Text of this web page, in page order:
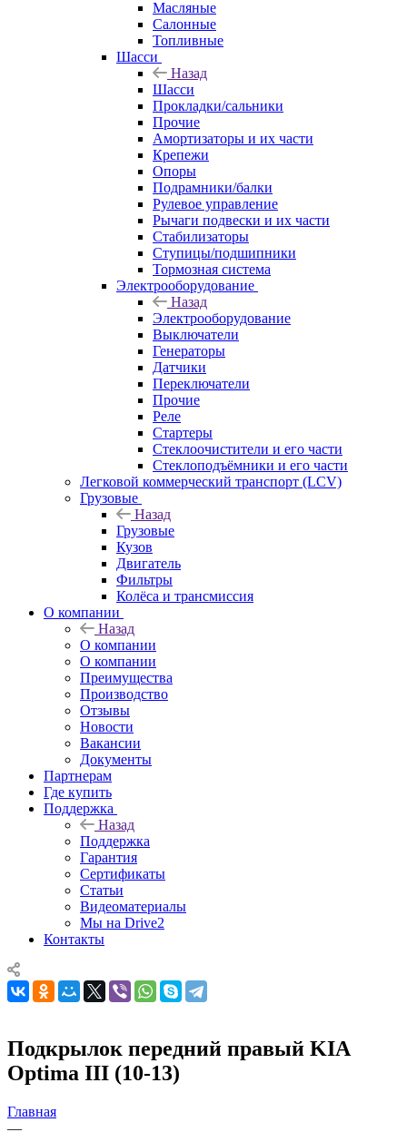
Масляные
Салонные
Топливные
Шасси
Назад
Шасси
Прокладки/сальники
Прочие
Амортизаторы и их части
Крепежи
Опоры
Подрамники/балки
Рулевое управление
Рычаги подвески и их части
Стабилизаторы
Ступицы/подшипники
Тормозная система
Электрооборудование
Назад
Электрооборудование
Выключатели
Генераторы
Датчики
Переключатели
Прочие
Реле
Стартеры
Стеклоочистители и его части
Стеклоподъёмники и его части
Легковой коммерческий транспорт (LCV)
Грузовые
Назад
Грузовые
Кузов
Двигатель
Фильтры
Колёса и трансмиссия
О компании
Назад
О компании
О компании
Преимущества
Производство
Отзывы
Новости
Вакансии
Документы
Партнерам
Где купить
Поддержка
Назад
Поддержка
Гарантия
Сертификаты
Статьи
Видеоматериалы
Мы на Drive2
Контакты
Подкрылок передний правый KIA
Optima III (10-13)
Главная
—